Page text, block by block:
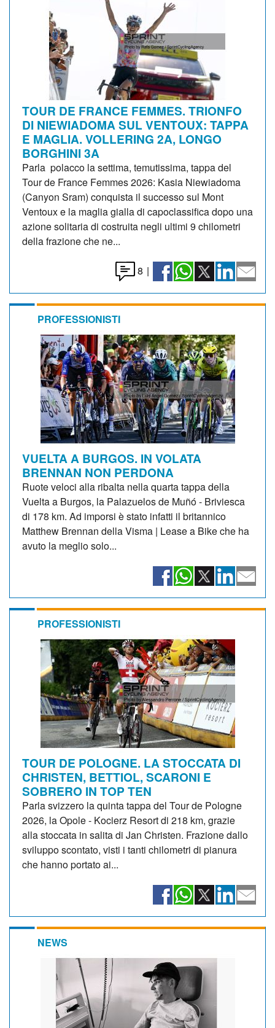
TOUR DE FRANCE FEMMES. TRIONFO
DI NIEWIADOMA SUL VENTOUX: TAPPA
E MAGLIA. VOLLERING 2A, LONGO
BORGHINI 3A
Parla polacco la settima, temutissima, tappa del
Tour de France Femmes 2026: Kasia Niewiadoma
(Canyon Sram) conquista il successo sul Mont
Ventoux e la maglia gialla di capoclassifica dopo una
azione solitaria di costruita negli ultimi 9 chilometri
della frazione che ne...
8 |
PROFESSIONISTI
VUELTA A BURGOS. IN VOLATA
BRENNAN NON PERDONA
Ruote veloci alla ribalta nella quarta tappa della
Vuelta a Burgos, la Palazuelos de Muñó - Briviesca
di 178 km. Ad imporsi è stato infatti il britannico
Matthew Brennan della Visma | Lease a Bike che ha
avuto la meglio solo...
PROFESSIONISTI
TOUR DE POLOGNE. LA STOCCATA DI
CHRISTEN, BETTIOL, SCARONI E
SOBRERO IN TOP TEN
Parla svizzero la quinta tappa del Tour de Pologne
2026, la Opole - Kocierz Resort di 218 km, grazie
alla stoccata in salita di Jan Christen. Frazione dallo
sviluppo scontato, visti i tanti chilometri di pianura
che hanno portato ai...
NEWS